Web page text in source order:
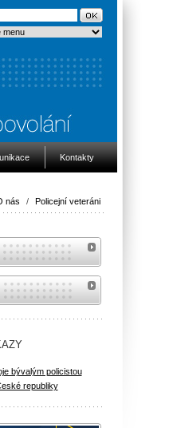
Kontakty
nás / Policejní veteráni
ČR
bývalým policistou
republiky